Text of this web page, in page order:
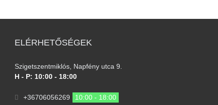
ELÉRHETŐSÉGEK
Szigetszentmiklós, Napfény utca 9.
H - P: 10:00 - 18:00
+36706056269 10:00 - 18:00